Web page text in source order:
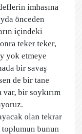
imhasına
önceden
içindeki
teker teker,
yok etmeye
bir savaş
de bir tane
bir soykırım
olan tekrar
toplumun bunun